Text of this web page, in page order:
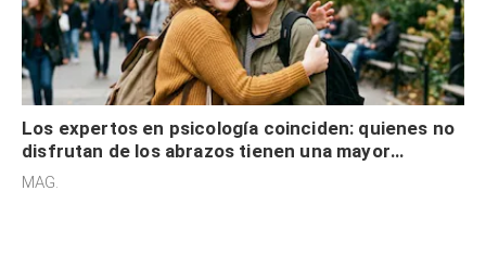
Los expertos en psicología coinciden: quienes no
disfrutan de los abrazos tienen una mayor
sensibilidad a los estímulos físicos y no es por
MAG.